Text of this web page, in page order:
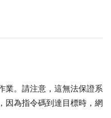
業。請注意，這無法保證系
因為指令碼到達目標時，網